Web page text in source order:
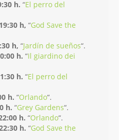
h. “El perro del
h, “God Save the
h, “Jardín de sueños“.
h. “Il giardino dei
h. “El perro del
h. “Orlando“.
h. “Grey Gardens“.
h. “Orlando“.
h. “God Save the